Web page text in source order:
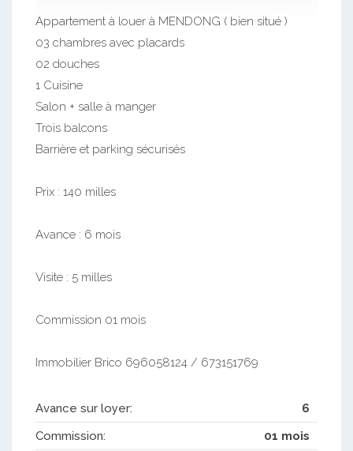
Appartement à louer à MENDONG ( bien situé )
03 chambres avec placards
02 douches
1 Cuisine
Salon + salle à manger
Trois balcons
Barrière et parking sécurisés
Prix : 140 milles
Avance : 6 mois
Visite : 5 milles
Commission 01 mois
Immobilier Brico 696058124 / 673151769
Avance sur loyer:
6
Commission:
01 mois